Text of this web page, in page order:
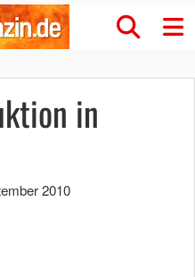
in
2010